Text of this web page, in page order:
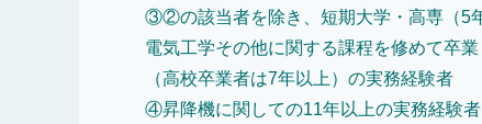
③②の該当者を除き、短期大学・高専（5
電気工学その他に関する課程を修めて卒
（高校卒業者は7年以上）の実務経験者
④昇降機に関しての11年以上の実務経験者